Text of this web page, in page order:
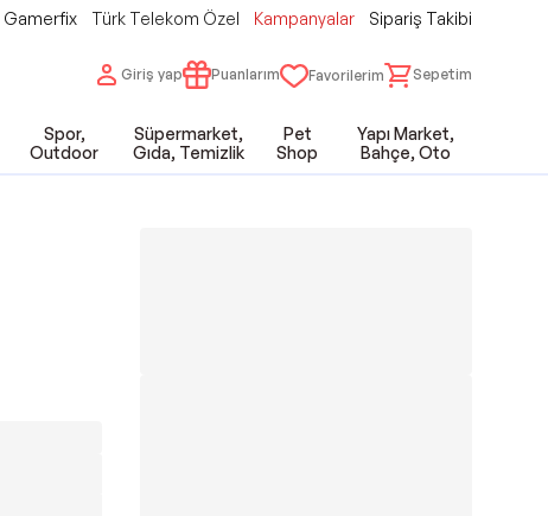
Gamerfix Türk Telekom Özel Kampanyalar Sipariş Takibi
Giriş yap Puanlarım Favorilerim Sepetim
Spor,
Outdoor
Süpermarket,
Gıda, Temizlik
Pet
Shop
Yapı Market,
Bahçe, Oto